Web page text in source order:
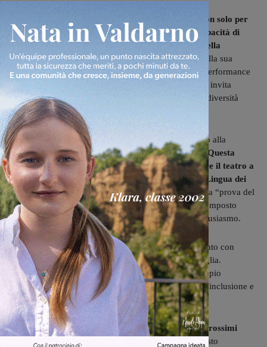
Lo spettacolo sta ottenendo un grande successo, non solo per
la sua profondità emotiva, ma anche per la sua capacità di
sensibilizzare il pubblico riguardo alle tematiche della
disabilità e dell’inclusività.Chiara Cappelli, grazie alla sua
visione artistica e alla sua sensibilità, ha creato una performance
che non solo rende omaggio a una figura storica, ma invita
anche il pubblico a riflettere su come affrontiamo le diversità
nella società contemporanea.
Lo spettacolo teatrale che ha già incantato il pubblico alla
Biblioteca di Sesto Fiorentino arriva ora a Cavriglia.Questa
produzione, nata anche con l’obiettivo di avvicinare il teatro a
tutti, mette al centro l’accessibilità, integrando la Lingua dei
Segni Italiana (LIS)direttamente nella narrazione. La “prova del
nove” è stata superata a Firenze, dove il pubblico, composto
principalmente da persone sorde, ha risposto con entusiasmo.
Appuntamento a Cavriglia . Il prossimo appuntamento con
questo spettacolo sarà venerdì 29 novembre a Cavriglia.
Un’occasione da non perdere per assistere a un esempio
concreto di come l’arte possa diventare strumento di inclusione e
partecipazione.
In conclusione abbiamo chiesto a Chiara dei suoi prossimi
progetti. “Oltre a portare in scena questo spettacolo, sto